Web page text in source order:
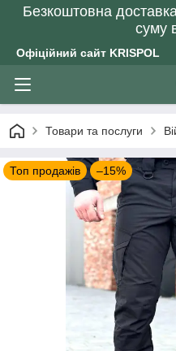
Безкоштовна
суму
Офіційний сайт KRISPOL
Товари та послуги
Топ продажів –15%